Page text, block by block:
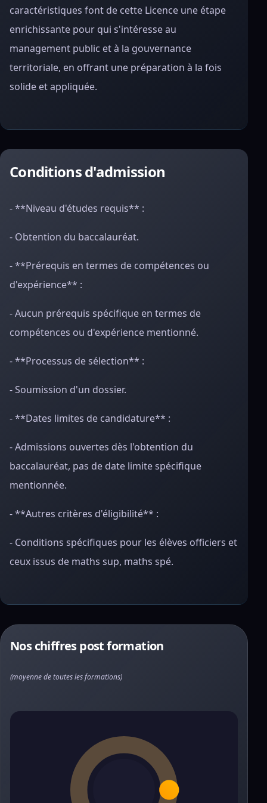
caractéristiques font de cette Licence une étape
enrichissante pour qui s'intéresse au
management public et à la gouvernance
territoriale, en offrant une préparation à la fois
solide et appliquée.
Conditions d'admission
- **Niveau d'études requis** :
- Obtention du baccalauréat.
- **Prérequis en termes de compétences ou
d'expérience** :
- Aucun prérequis spécifique en termes de
compétences ou d'expérience mentionné.
- **Processus de sélection** :
- Soumission d'un dossier.
- **Dates limites de candidature** :
- Admissions ouvertes dès l'obtention du
baccalauréat, pas de date limite spécifique
mentionnée.
- **Autres critères d'éligibilité** :
- Conditions spécifiques pour les élèves officiers et
ceux issus de maths sup, maths spé.
Nos chiffres post formation
(moyenne de toutes les formations)